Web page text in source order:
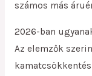
számos más
2026-ban
Az elemzők